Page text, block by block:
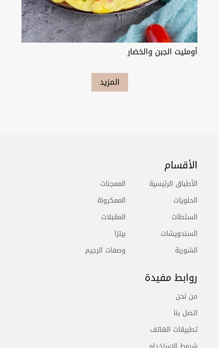
أومليت الجبن والخضار
المزيد
الأقسام
الأطباق الرئيسية
الحلويات
السلطات
السندويشات
الشوربة
المعجنات
المعكرونة
المقبلات
بيتزا
وصفات الرجيم
روابط مفيدة
من نحن
اتصل بنا
تطبيقات الهاتف